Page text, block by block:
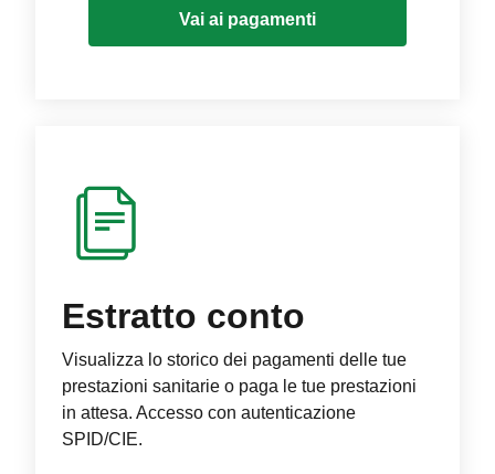
Vai ai pagamenti
Estratto conto
Visualizza lo storico dei pagamenti delle tue
prestazioni sanitarie o paga le tue prestazioni
in attesa. Accesso con autenticazione
SPID/CIE.